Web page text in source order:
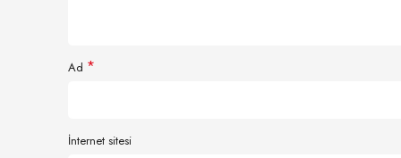
Ad *
İnternet sitesi